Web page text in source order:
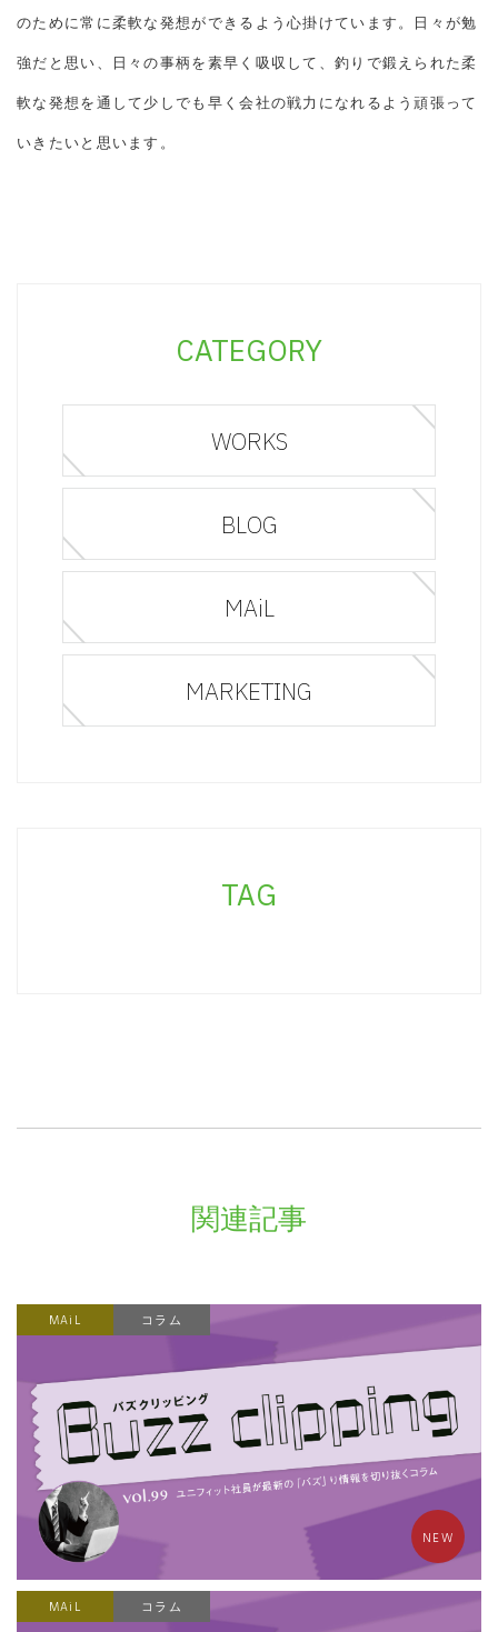
のために常に柔軟な発想ができるよう心掛けています。日々が勉
強だと思い、日々の事柄を素早く吸収して、釣りで鍛えられた柔
軟な発想を通して少しでも早く会社の戦力になれるよう頑張って
いきたいと思います。
CATEGORY
WORKS
BLOG
MAiL
MARKETING
TAG
関連記事
MAiL コラム
NEW
MAiL コラム